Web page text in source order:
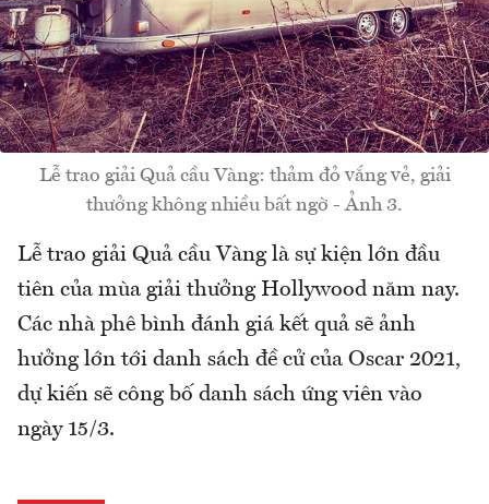
Lễ trao giải Quả cầu Vàng: thảm đỏ vắng vẻ, giải
thưởng không nhiều bất ngờ - Ảnh 3.
Lễ trao giải Quả cầu Vàng là sự kiện lớn đầu
tiên của mùa giải thưởng Hollywood năm nay.
Các nhà phê bình đánh giá kết quả sẽ ảnh
hưởng lớn tới danh sách đề cử của Oscar 2021,
dự kiến sẽ công bố danh sách ứng viên vào
ngày 15/3.